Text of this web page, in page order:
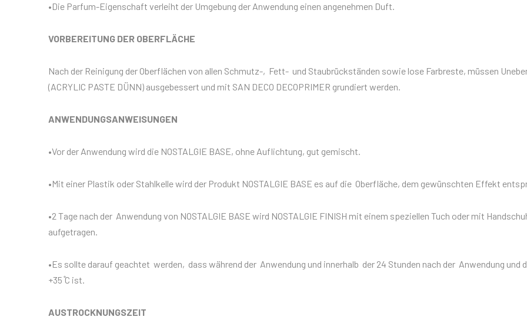
•Die Parfum-Eigenschaft verleiht der Umgebung der Anwendung einen angenehmen Duft.
VORBEREITUNG DER OBERFLÄCHE
Nach der Reinigung der Oberflächen von allen Schmutz-, Fett- und Staubrückständen sowie lose Farbreste, müssen
(ACRYLIC PASTE DÜNN) ausgebessert und mit SAN DECO DECOPRIMER grundiert werden.
ANWENDUNGSANWEISUNGEN
•Vor der Anwendung wird die NOSTALGIE BASE, ohne Auflichtung, gut gemischt.
•Mit einer Plastik oder Stahlkelle wird der Produkt NOSTALGIE BASE es auf die Oberfläche, dem gewünschten Effekt
•2 Tage nach der Anwendung von NOSTALGIE BASE wird NOSTALGIE FINISH mit einem speziellen Tuch oder mit
aufgetragen.
•Es sollte darauf geachtet werden, dass während der Anwendung und innerhalb der 24 Stunden nach der Anwendung und
+35 ̊C ist.
AUSTROCKNUNGSZEIT